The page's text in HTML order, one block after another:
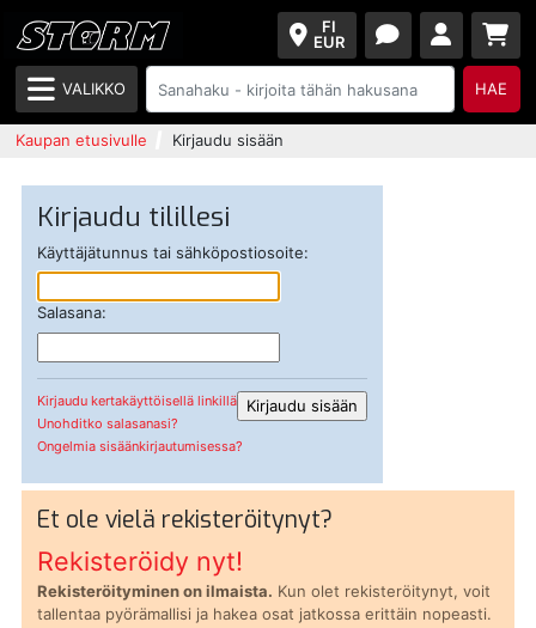
FI
EUR
VALIKKO HAE
Kaupan etusivulle Kirjaudu sisään
Kirjaudu tilillesi
Käyttäjätunnus tai sähköpostiosoite:
Salasana:
Kirjaudu kertakäyttöisellä linkillä
Unohditko salasanasi?
Ongelmia sisäänkirjautumisessa?
Et ole vielä rekisteröitynyt?
Rekisteröidy nyt!
Rekisteröityminen on ilmaista. Kun olet rekisteröitynyt, voit
tallentaa pyörämallisi ja hakea osat jatkossa erittäin nopeasti.